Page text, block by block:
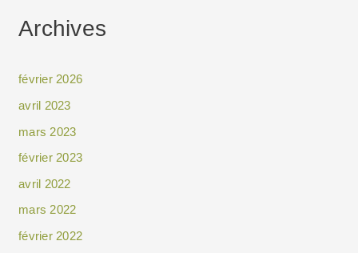
Archives
février 2026
avril 2023
mars 2023
février 2023
avril 2022
mars 2022
février 2022